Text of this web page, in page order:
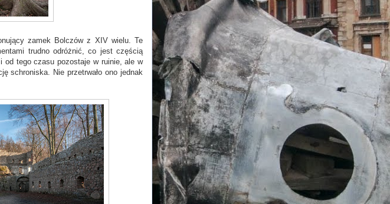
zamek Bolczów z XIV wielu. Te
trudno odróżnić, co jest częścią
i od tego czasu pozostaje w ruinie, ale w
schroniska. Nie przetrwało ono jednak